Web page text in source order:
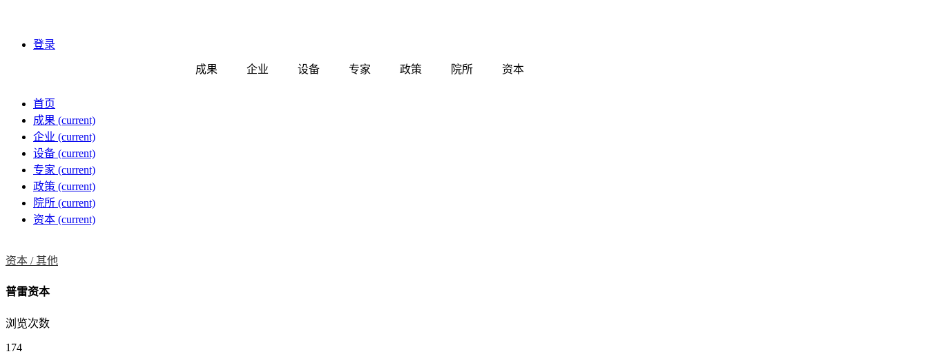
登录
成果 企业 设备 专家 政策 院所 资本
首页
成果 (current)
企业 (current)
设备 (current)
专家 (current)
政策 (current)
院所 (current)
资本 (current)
资本 /其他
普雷资本
浏览次数
174